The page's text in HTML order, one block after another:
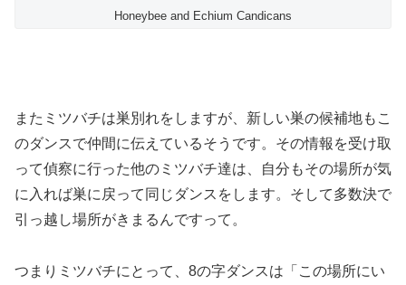
Honeybee and Echium Candicans
またミツバチは巣別れをしますが、新しい巣の候補地もこ
のダンスで仲間に伝えているそうです。その情報を受け取
って偵察に行った他のミツバチ達は、自分もその場所が気
に入れば巣に戻って同じダンスをします。そして多数決で
引っ越し場所がきまるんですって。
つまりミツバチにとって、8の字ダンスは「この場所にい